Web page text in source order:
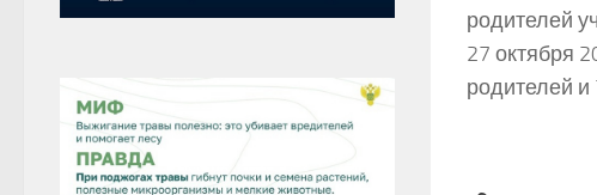
родителей
27 октября
родителей и